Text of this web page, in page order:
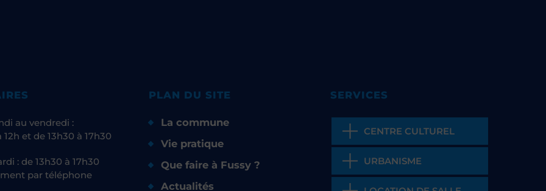
au vendredi :
12h et de 13h30 à 17h30
: de 13h30 à 17h30
par téléphone
PLAN DU SITE
La commune
Vie pratique
Que faire à Fussy ?
Actualités
SERVICES
CENTRE CULTUREL
URBANISME